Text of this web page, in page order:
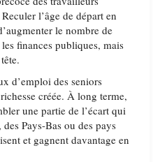
l’âge de départ en
le nombre de
finances publiques, mais
d’emploi des seniors
créée. À long terme,
une partie de l’écart qui
Pays-Bas ou des pays
et gagnent davantage en